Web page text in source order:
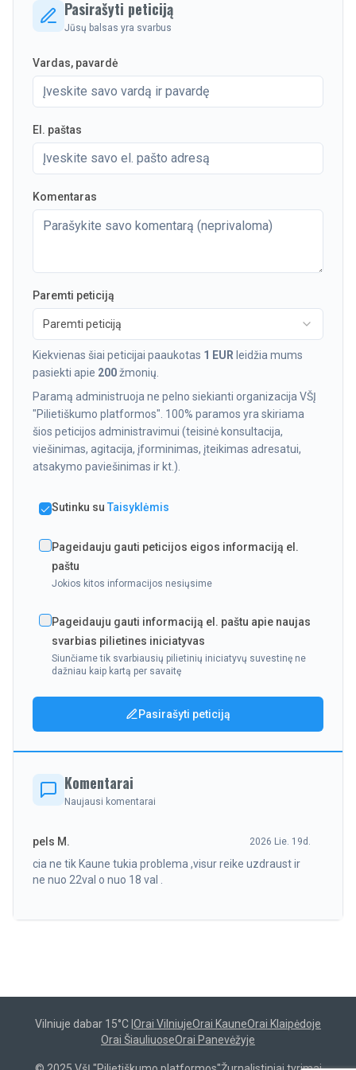
Pasirašyti peticiją
Jūsų balsas yra svarbus
Vardas, pavardė
El. paštas
Komentaras
Paremti peticiją
Paremti peticiją
Kiekvienas šiai peticijai paaukotas 1 EUR leidžia mums
pasiekti apie 200žmonių.
Paramą administruoja ne pelno siekianti organizacija VŠĮ
"Pilietiškumo platformos". 100% paramos yra skiriama
šios peticijos administravimui (teisinė konsultacija,
viešinimas, agitacija, įforminimas, įteikimas adresatui,
atsakymo paviešinimas ir kt.).
Sutinku su Taisyklėmis
Pageidauju gauti peticijos eigos informaciją el.
paštu
Jokios kitos informacijos nesiųsime
Pageidauju gauti informaciją el. paštu apie naujas
svarbias pilietines iniciatyvas
Siunčiame tik svarbiausių pilietinių iniciatyvų suvestinę ne
dažniau kaip kartą per savaitę
Pasirašyti peticiją
Komentarai
Naujausi komentarai
pels M. 2026 Lie. 19d.
cia ne tik Kaune tukia problema ,visur reike uzdraust ir
ne nuo 22val o nuo 18 val .
Vilniuje dabar 15°C | Orai VilniujeOrai KauneOrai Klaipėdoje
Orai ŠiauliuoseOrai Panevėžyje